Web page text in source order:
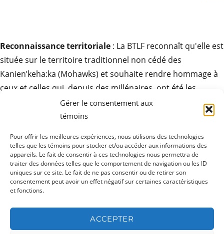
Gérer le consentement aux
témoins
Pour offrir les meilleures expériences, nous utilisons des technologies
telles que les témoins pour stocker et/ou accéder aux informations des
appareils. Le fait de consentir à ces technologies nous permettra de
traiter des données telles que le comportement de navigation ou les ID
uniques sur ce site. Le fait de ne pas consentir ou de retirer son
consentement peut avoir un effet négatif sur certaines caractéristiques
et fonctions.
ACCEPTER
Reconnaissance territoriale : La BTLF reconnaît qu'elle est
située sur le territoire traditionnel non cédé des
Kanien’keha:ka (Mohawks) et souhaite rendre hommage à
ceux et celles qui, depuis des millénaires, ont été les
gardiens de ces terres. Elle exprime son respect pour la
contribution des peuples autochtones à la culture des
Produits
ouvrir
le
le
le